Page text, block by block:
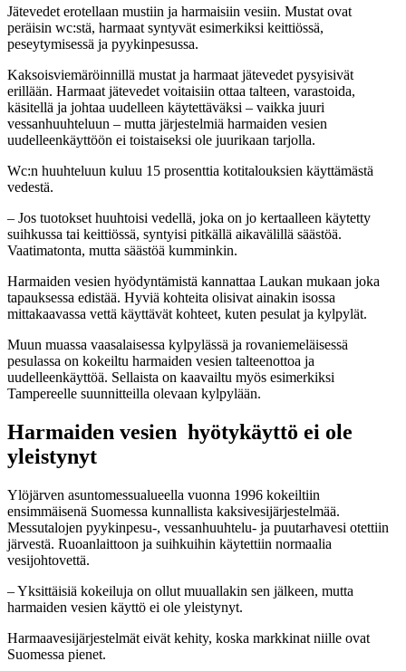
Jätevedet erotellaan mustiin ja harmaisiin vesiin. Mustat ovat
peräisin wc:stä, harmaat syntyvät esimerkiksi keittiössä,
peseytymisessä ja pyykinpesussa.
Kaksoisviemäröinnillä mustat ja harmaat jätevedet pysyisivät
erillään. Harmaat jätevedet voitaisiin ottaa talteen, varastoida,
käsitellä ja johtaa uudelleen käytettäväksi – vaikka juuri
vessanhuuhteluun – mutta järjestelmiä harmaiden vesien
uudelleenkäyttöön ei toistaiseksi ole juurikaan tarjolla.
Wc:n huuhteluun kuluu 15 prosenttia kotitalouksien käyttämästä
vedestä.
– Jos tuotokset huuhtoisi vedellä, joka on jo kertaalleen käytetty
suihkussa tai keittiössä, syntyisi pitkällä aikavälillä säästöä.
Vaatimatonta, mutta säästöä kumminkin.
Harmaiden vesien hyödyntämistä kannattaa Laukan mukaan joka
tapauksessa edistää. Hyviä kohteita olisivat ainakin isossa
mittakaavassa vettä käyttävät kohteet, kuten pesulat ja kylpylät.
Muun muassa vaasalaisessa kylpylässä ja rovaniemeläisessä
pesulassa on kokeiltu harmaiden vesien talteenottoa ja
uudelleenkäyttöä. Sellaista on kaavailtu myös esimerkiksi
Tampereelle suunnitteilla olevaan kylpylään.
Harmaiden vesien hyötykäyttö ei ole
yleistynyt
Ylöjärven asuntomessualueella vuonna 1996 kokeiltiin
ensimmäisenä Suomessa kunnallista kaksivesijärjestelmää.
Messutalojen pyykinpesu-, vessanhuuhtelu- ja puutarhavesi otettiin
järvestä. Ruoanlaittoon ja suihkuihin käytettiin normaalia
vesijohtovettä.
– Yksittäisiä kokeiluja on ollut muuallakin sen jälkeen, mutta
harmaiden vesien käyttö ei ole yleistynyt.
Harmaavesijärjestelmät eivät kehity, koska markkinat niille ovat
Suomessa pienet.